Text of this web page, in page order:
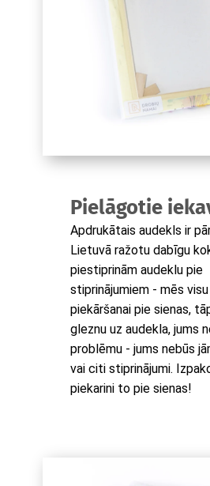
Pielāgotie
Apdrukātais audekls ir
Lietuvā ražotu dabīgu
piestiprinām audeklu pie
stiprinājumiem - mēs
piekāršanai pie sienas,
gleznu uz audekla, jums
problēmu - jums nebūs
vai citi stiprinājumi.
piekarini to pie sienas!